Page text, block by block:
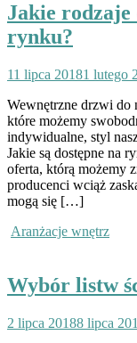
Jakie rodzaje
rynku?
11 lipca 20181 lutego
Wewnętrzne drzwi do
które możemy
indywidualne, styl
Jakie są dostępne na
oferta, którą możemy
producenci wciąż
mogą się […]
Aranżacje wnętrz
Wybór listw
2 lipca 20188 lipca